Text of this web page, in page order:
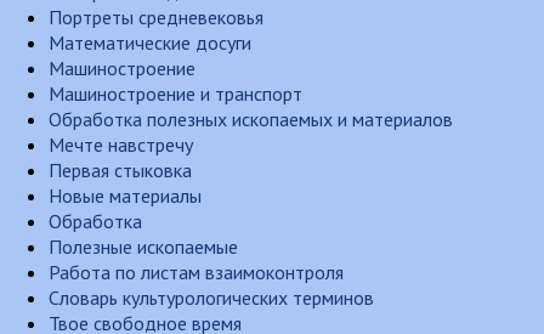
Портреты средневековья
Математические досуги
Машиностроение
Машиностроение и транспорт
Обработка полезных ископаемых и материалов
Мечте навстречу
Первая стыковка
Новые материалы
Обработка
Полезные ископаемые
Работа по листам взаимоконтроля
Словарь культурологических терминов
Твое свободное время